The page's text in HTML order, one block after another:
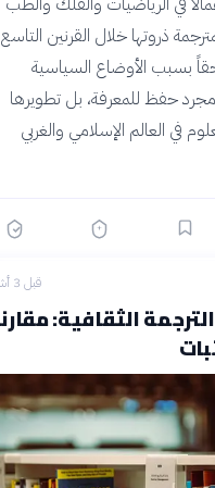
خلال القرنين التاسع
الأوضاع السياسية
حفظ للمعرفة، بل تطويرها
الإسلامي والغربي
الثقافية: مقارنة